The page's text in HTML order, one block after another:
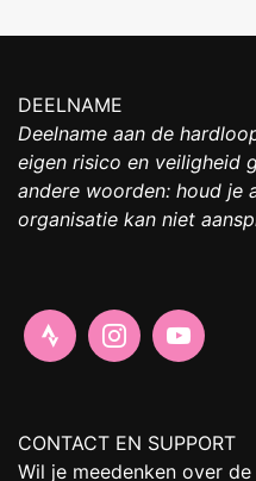
DEELNAME
Deelname aan de
eigen risico en veiligheid
andere woorden: houd je
organisatie kan niet
CONTACT EN SUPPORT
Wil je meedenken over